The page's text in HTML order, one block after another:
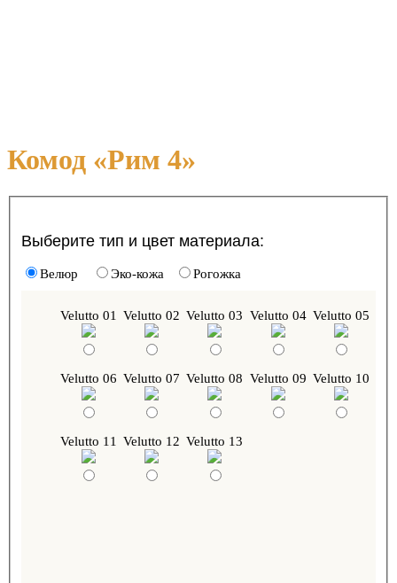
Комод «Рим 4»
Выберите тип и цвет материала:
Велюр Эко-кожа Рогожка
Velutto 01 Velutto 02 Velutto 03 Velutto 04 Velutto 05
Velutto 06 Velutto 07 Velutto 08 Velutto 09 Velutto 10
Velutto 11 Velutto 12 Velutto 13